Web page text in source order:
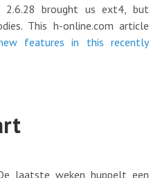
2.6.28 brought us ext4, but
This h-online.com article
features in this recently
laatste weken huppelt een